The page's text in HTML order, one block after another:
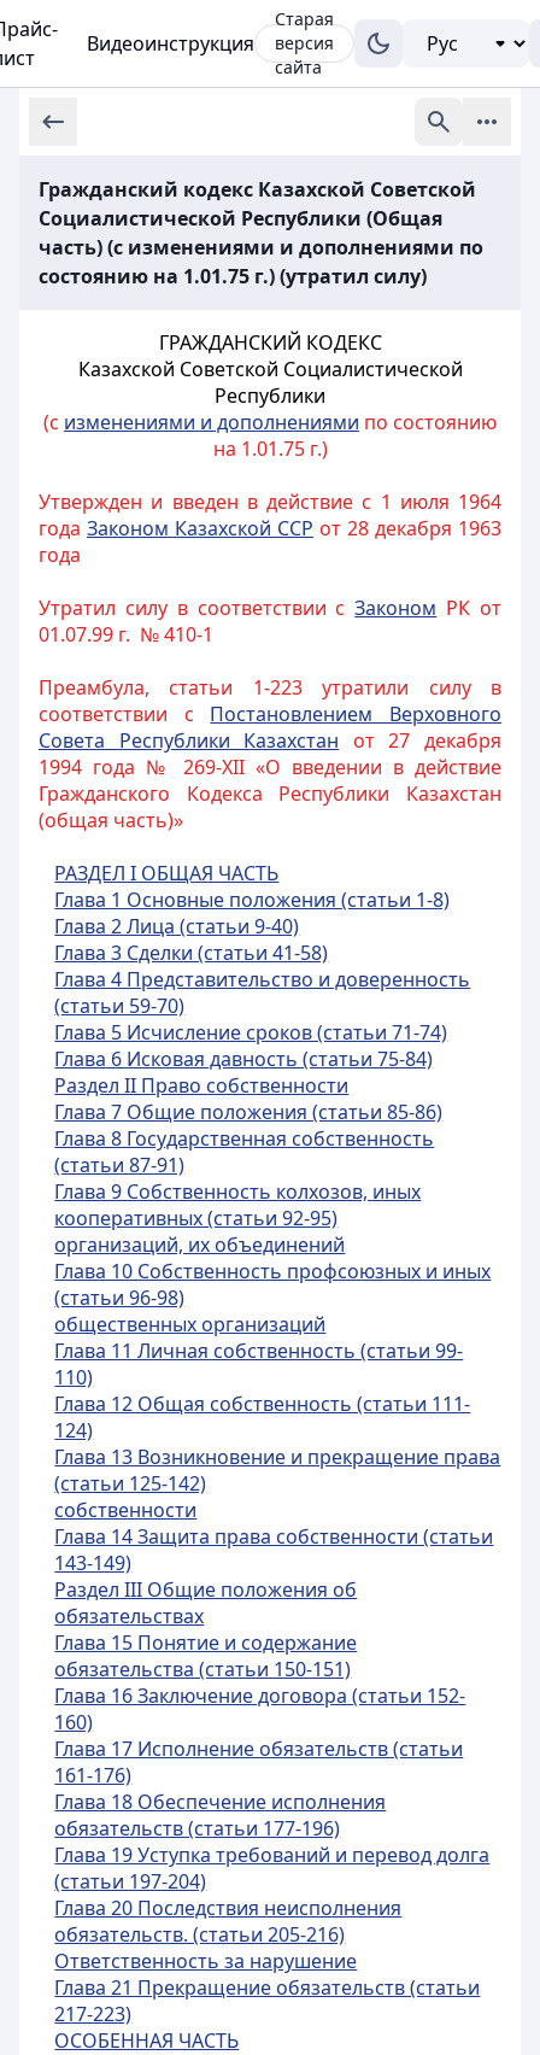
Видеоинструкция
Старая
версия
сайта
Гражданский кодекс Казахской Советской
Социалистической Республики (Общая
часть) (с изменениями и дополнениями по
состоянию на 1.01.75 г.) (утратил силу)
ГРАЖДАНСКИЙ КОДЕКС
Казахской Советской Социалистической
Республики
(с изменениями и дополнениями по состоянию
на 1.01.75 г.)
Утвержден и введен в действие с 1 июля 1964
года Законом Казахской ССР от 28 декабря 1963
года
Утратил силу в соответствии сЗаконом РК от
01.07.99 г. № 410-1
Преамбула, статьи 1-223 утратили силу в
соответствии с Постановлением Верховного
Совета Республики Казахстан от 27 декабря
1994 года № 269-XII «О введении в действие
Гражданского Кодекса Республики Казахстан
(общая часть)»
РАЗДЕЛ I ОБЩАЯ ЧАСТЬ
Глава 1 Основные положения (статьи 1-8)
Глава 2 Лица (статьи 9-40)
Глава 3 Сделки (статьи 41-58)
Глава 4 Представительство и доверенность
(статьи 59-70)
Глава 5 Исчисление сроков (статьи 71-74)
Глава 6 Исковая давность (статьи 75-84)
Раздел II Право собственности
Глава 7 Общие положения (статьи 85-86)
Глава 8 Государственная собственность
(статьи 87-91)
Глава 9 Собственность колхозов, иных
кооперативных (статьи 92-95)
организаций, их объединений
Глава 10 Собственность профсоюзных и иных
(статьи 96-98)
общественных организаций
Глава 11 Личная собственность (статьи 99-
110)
Глава 12 Общая собственность (статьи 111-
124)
Глава 13 Возникновение и прекращение права
(статьи 125-142)
собственности
Глава 14 Защита права собственности (статьи
143-149)
Раздел III Общие положения об
обязательствах
Глава 15 Понятие и содержание
обязательства (статьи 150-151)
Глава 16 Заключение договора (статьи 152-
160)
Глава 17 Исполнение обязательств (статьи
161-176)
Глава 18 Обеспечение исполнения
обязательств (статьи 177-196)
Глава 19 Уступка требований и перевод долга
(статьи 197-204)
Глава 20 Последствия неисполнения
обязательств. (статьи 205-216)
Ответственность за нарушение
Глава 21 Прекращение обязательств (статьи
217-223)
ОСОБЕННАЯ ЧАСТЬ